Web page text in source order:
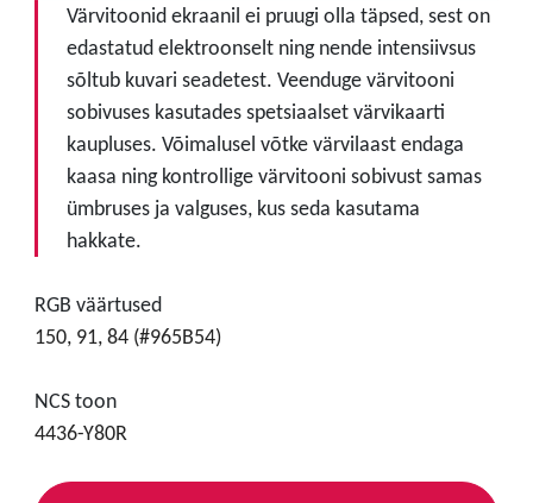
Värvitoonid ekraanil ei pruugi olla täpsed, sest on
edastatud elektroonselt ning nende intensiivsus
sõltub kuvari seadetest. Veenduge värvitooni
sobivuses kasutades spetsiaalset värvikaarti
kaupluses. Võimalusel võtke värvilaast endaga
kaasa ning kontrollige värvitooni sobivust samas
ümbruses ja valguses, kus seda kasutama
hakkate.
RGB väärtused
150, 91, 84 (#965B54)
NCS toon
4436-Y80R